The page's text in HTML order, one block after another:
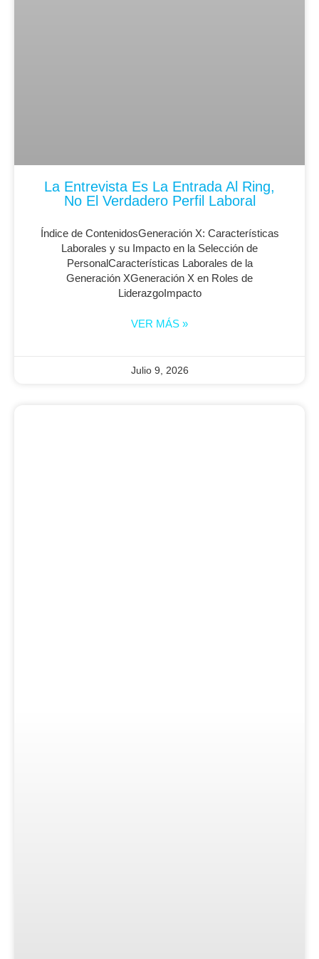
La Entrevista Es La Entrada Al Ring,
No El Verdadero Perfil Laboral
Índice de ContenidosGeneración X: Características
Laborales y su Impacto en la Selección de
PersonalCaracterísticas Laborales de la
Generación XGeneración X en Roles de
LiderazgoImpacto
VER MÁS »
Julio 9, 2026